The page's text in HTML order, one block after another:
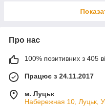
Про нас
100% позитивних з 405
Працює з 24.11.2017
м. Луцьк
Набережная 10, Луцьк,